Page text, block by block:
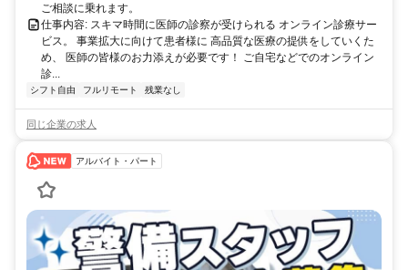
ご相談に乗れます。
仕事内容: スキマ時間に医師の診察が受けられる オンライン診療サー
ビス。 事業拡大に向けて患者様に 高品質な医療の提供をしていくた
め、 医師の皆様のお力添えが必要です！ ご自宅などでのオンライン
診...
シフト自由 フルリモート 残業なし
同じ企業の求人
アルバイト・パート